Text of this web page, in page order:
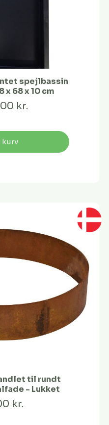
spejlbassin
x 68 x 10 cm
kr.
til rundt
- Lukket
kr.